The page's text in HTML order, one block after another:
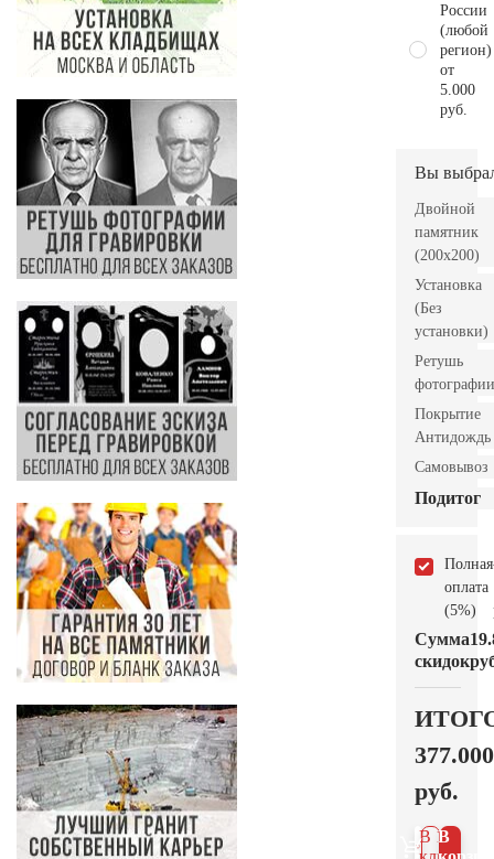
России
(любой
регион)
от
5.000
руб.
Вы
Двойной
памятник
(200x200)
Установка
(Без
установки)
Ретушь
фотографии
Покрытие
Антидождь
Самовывоз
Подитог
Полная
оплата
(5%)
Сумма
скидок
377.000
руб.
В
В 1